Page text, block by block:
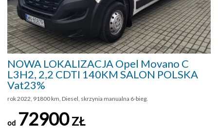
NOWA LOKALIZACJA Opel Movano C
L3H2, 2,2 CDTI 140KM SALON POLSKA
Vat23%
rok 2022, 91800 km, Diesel, skrzynia manualna 6-bieg.
od 72900ZŁ